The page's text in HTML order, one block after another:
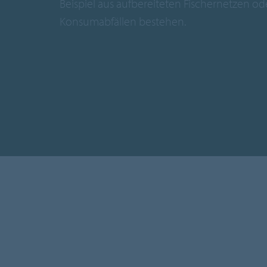
Beispiel aus aufbereiteten Fischernetzen
Konsumabfällen bestehen.